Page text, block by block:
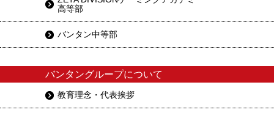
高等部
バンタン中等部
バンタングループについて
教育理念・代表挨拶